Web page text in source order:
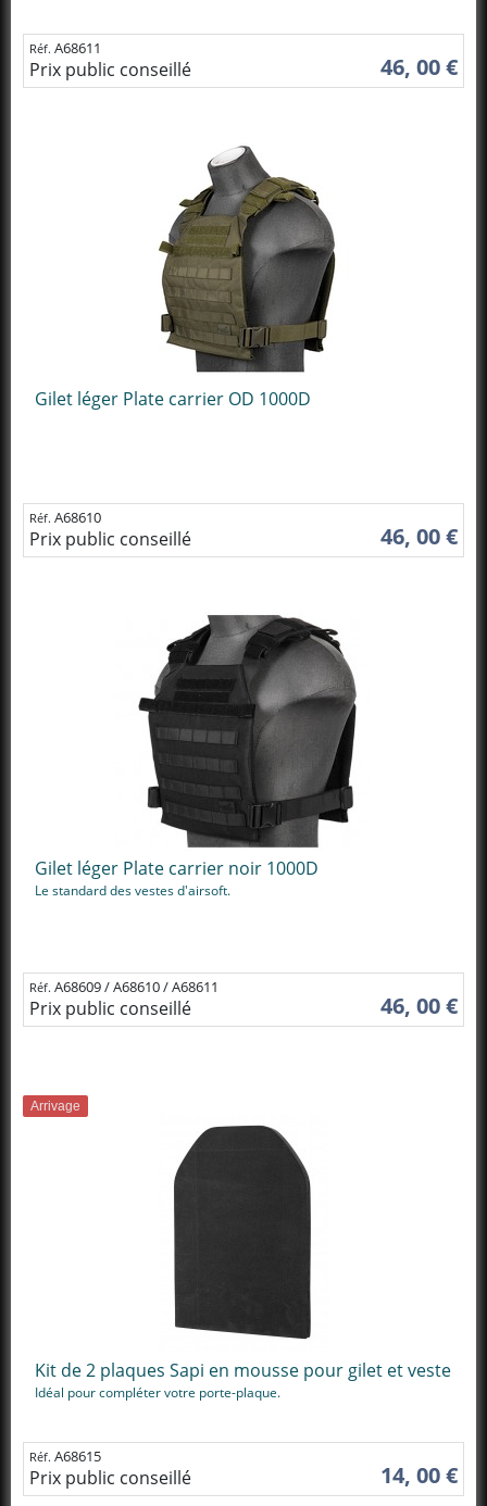
Réf. A68611
Prix public conseillé 46, 00 €
Gilet léger Plate carrier OD 1000D
Réf. A68610
Prix public conseillé 46, 00 €
Gilet léger Plate carrier noir 1000D
Le standard des vestes d'airsoft.
Réf. A68609 / A68610 / A68611
Prix public conseillé 46, 00 €
Arrivage
Kit de 2 plaques Sapi en mousse pour gilet et veste
Idéal pour compléter votre porte-plaque.
Réf. A68615
Prix public conseillé 14, 00 €